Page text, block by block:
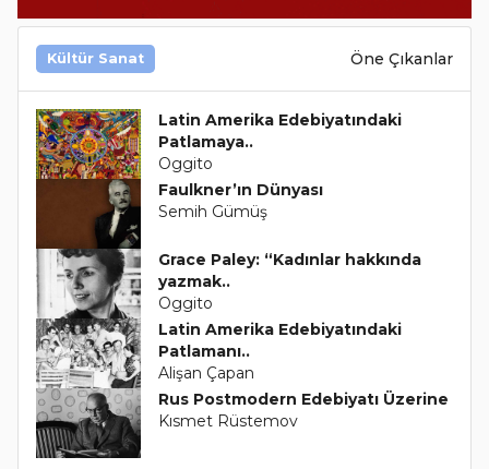
Kültür Sanat Öne Çıkanlar
Latin Amerika Edebiyatındaki
Patlamaya..
Oggito
Faulkner’ın Dünyası
Semih Gümüş
Grace Paley: “Kadınlar hakkında
yazmak..
Oggito
Latin Amerika Edebiyatındaki
Patlamanı..
Alişan Çapan
Rus Postmodern Edebiyatı Üzerine
Kısmet Rüstemov